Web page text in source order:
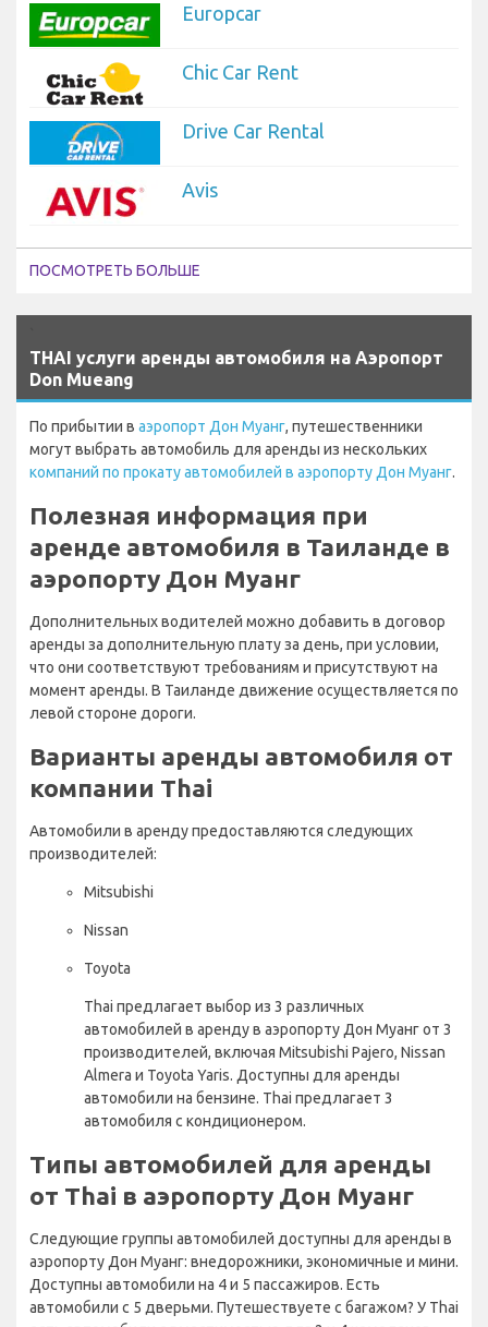
Europcar
Chic Car Rent
Drive Car Rental
Avis
ПОСМОТРЕТЬ БОЛЬШЕ
THAI услуги аренды автомобиля на Аэропорт
Don Mueang
По прибытии в аэропорт Дон Муанг, путешественники
могут выбрать автомобиль для аренды из нескольких
компаний по прокату автомобилей в аэропорту Дон Муанг.
Полезная информация при
аренде автомобиля в Таиланде в
аэропорту Дон Муанг
Дополнительных водителей можно добавить в договор
аренды за дополнительную плату за день, при условии,
что они соответствуют требованиям и присутствуют на
момент аренды. В Таиланде движение осуществляется по
левой стороне дороги.
Варианты аренды автомобиля от
компании Thai
Автомобили в аренду предоставляются следующих
производителей:
Mitsubishi
Nissan
Toyota
Thai предлагает выбор из 3 различных
автомобилей в аренду в аэропорту Дон Муанг от 3
производителей, включая Mitsubishi Pajero, Nissan
Almera и Toyota Yaris. Доступны для аренды
автомобили на бензине. Thai предлагает 3
автомобиля с кондиционером.
Типы автомобилей для аренды
от Thai в аэропорту Дон Муанг
Следующие группы автомобилей доступны для аренды в
аэропорту Дон Муанг: внедорожники, экономичные и мини.
Доступны автомобили на 4 и 5 пассажиров. Есть
автомобили с 5 дверьми. Путешествуете с багажом? У Thai